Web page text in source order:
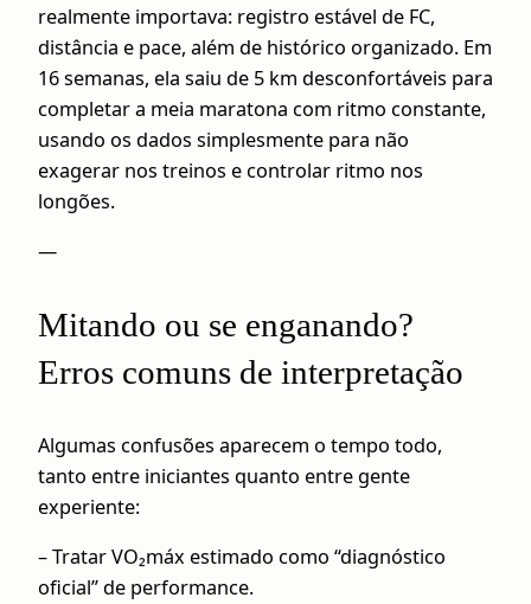
realmente importava: registro estável de FC,
distância e pace, além de histórico organizado. Em
16 semanas, ela saiu de 5 km desconfortáveis para
completar a meia maratona com ritmo constante,
usando os dados simplesmente para não
exagerar nos treinos e controlar ritmo nos
longões.
—
Mitando ou se enganando?
Erros comuns de interpretação
Algumas confusões aparecem o tempo todo,
tanto entre iniciantes quanto entre gente
experiente:
– Tratar VO₂máx estimado como “diagnóstico
oficial” de performance.